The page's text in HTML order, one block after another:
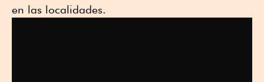
en las localidades.